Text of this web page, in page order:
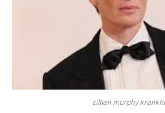
cillian murphy